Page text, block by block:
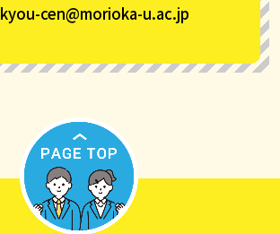
kyou-cen@morioka-u.ac.jp